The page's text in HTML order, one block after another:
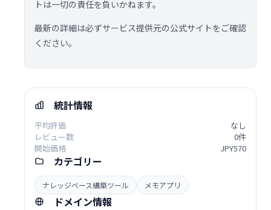
トは一切の責任を負いかねます。
最新の詳細は必ずサービス提供元の公式サイトをご確認
ください。
統計情報
平均評価
なし
レビュー数
0件
開始価格
JPY570
カテゴリー
ナレッジベース構築ツール メモアプリ
ドメイン情報